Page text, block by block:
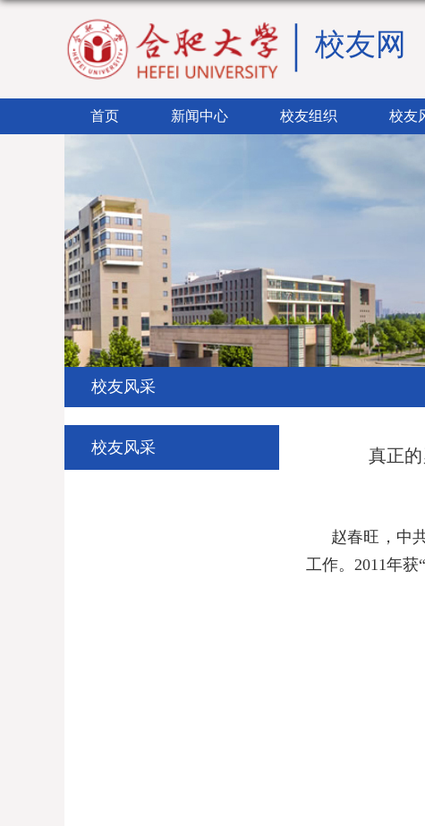
校友网
首页 新闻中心 校友组织 校友
校友风采
校友风采 真正
赵春旺 ， 中
工作。 2011年获“